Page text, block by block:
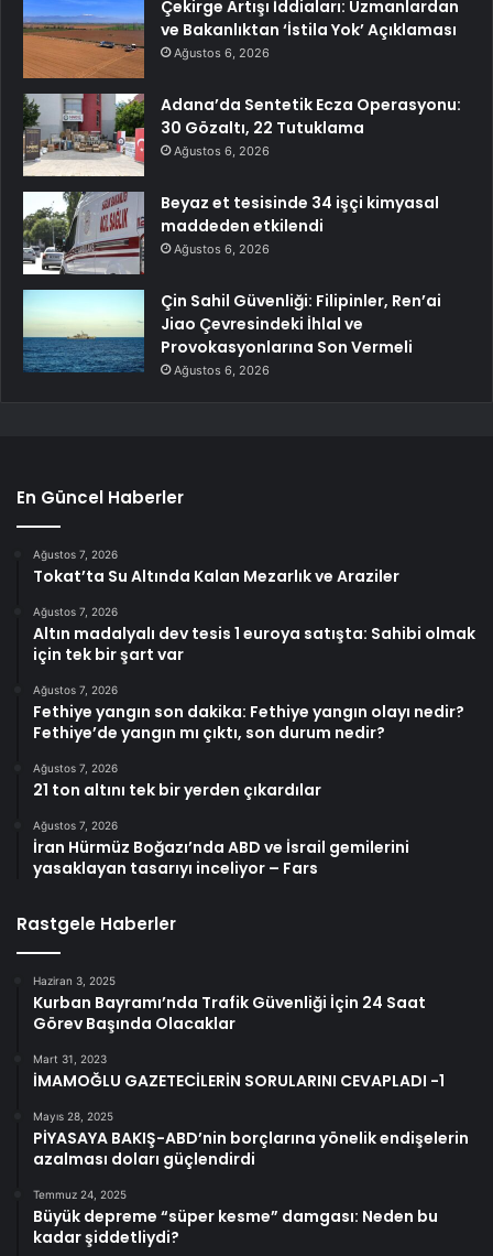
Çekirge Artışı İddiaları: Uzmanlardan
ve Bakanlıktan ‘İstila Yok’ Açıklaması
Ağustos 6, 2026
Adana’da Sentetik Ecza Operasyonu:
30 Gözaltı, 22 Tutuklama
Ağustos 6, 2026
Beyaz et tesisinde 34 işçi kimyasal
maddeden etkilendi
Ağustos 6, 2026
Çin Sahil Güvenliği: Filipinler, Ren’ai
Jiao Çevresindeki İhlal ve
Provokasyonlarına Son Vermeli
Ağustos 6, 2026
En Güncel Haberler
Ağustos 7, 2026
Tokat’ta Su Altında Kalan Mezarlık ve Araziler
Ağustos 7, 2026
Altın madalyalı dev tesis 1 euroya satışta: Sahibi olmak
için tek bir şart var
Ağustos 7, 2026
Fethiye yangın son dakika: Fethiye yangın olayı nedir?
Fethiye’de yangın mı çıktı, son durum nedir?
Ağustos 7, 2026
21 ton altını tek bir yerden çıkardılar
Ağustos 7, 2026
İran Hürmüz Boğazı’nda ABD ve İsrail gemilerini
yasaklayan tasarıyı inceliyor – Fars
Rastgele Haberler
Haziran 3, 2025
Kurban Bayramı’nda Trafik Güvenliği İçin 24 Saat
Görev Başında Olacaklar
Mart 31, 2023
İMAMOĞLU GAZETECİLERİN SORULARINI CEVAPLADI -1
Mayıs 28, 2025
PİYASAYA BAKIŞ-ABD’nin borçlarına yönelik endişelerin
azalması doları güçlendirdi
Temmuz 24, 2025
Büyük depreme “süper kesme” damgası: Neden bu
kadar şiddetliydi?